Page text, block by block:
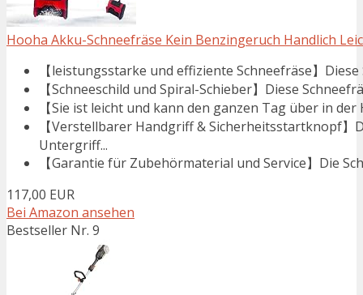
Hooha Akku-Schneefräse Kein Benzingeruch Handlich
【leistungsstarke und effiziente Schneefräse】
【Schneeschild und Spiral-Schieber】Diese
【Sie ist leicht und kann den ganzen Tag über in
【Verstellbarer Handgriff & Sicherheitsstartknopf
Untergriff...
【Garantie für Zubehörmaterial und Service】Die
117,00 EUR
Bei Amazon ansehen
Bestseller Nr. 9